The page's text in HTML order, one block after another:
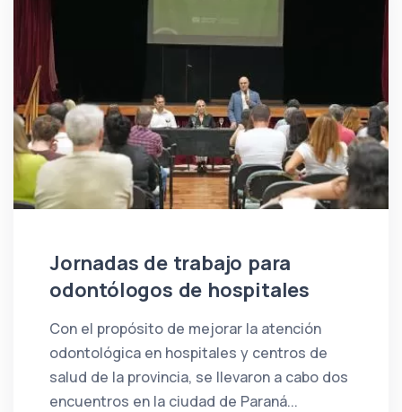
Jornadas de trabajo para
odontólogos de hospitales
Con el propósito de mejorar la atención
odontológica en hospitales y centros de
salud de la provincia, se llevaron a cabo dos
encuentros en la ciudad de Paraná...